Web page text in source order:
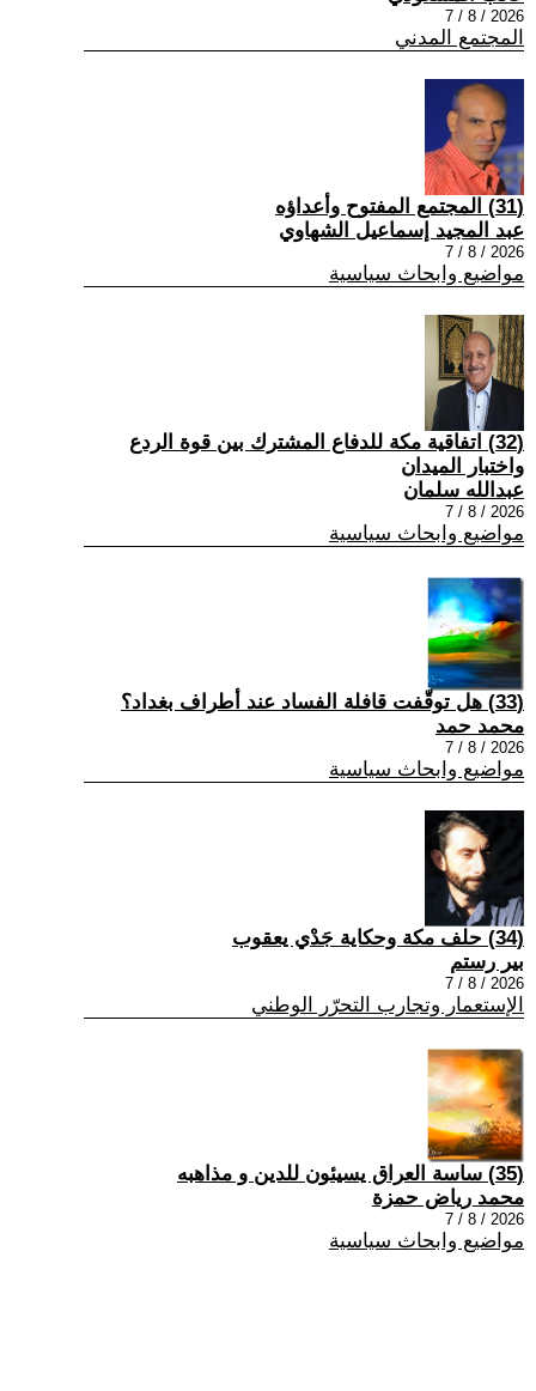
2026 / 8 / 7
المجتمع المدني
(31) المجتمع المفتوح وأعداؤه
عبد المجيد إسماعيل الشهاوي
2026 / 8 / 7
مواضيع وابحاث سياسية
(32) اتفاقية مكة للدفاع المشترك بين قوة الردع
واختبار الميدان
عبدالله سلمان
2026 / 8 / 7
مواضيع وابحاث سياسية
(33) هل توقّفت قافلة الفساد عند أطراف بغداد؟
محمد حمد
2026 / 8 / 7
مواضيع وابحاث سياسية
(34) حلف مكة وحكاية جَدْي يعقوب
بير رستم
2026 / 8 / 7
الإستعمار وتجارب التحرّر الوطني
(35) ساسة العراق يسيئون للدين و مذاهبه
محمد رياض حمزة
2026 / 8 / 7
مواضيع وابحاث سياسية